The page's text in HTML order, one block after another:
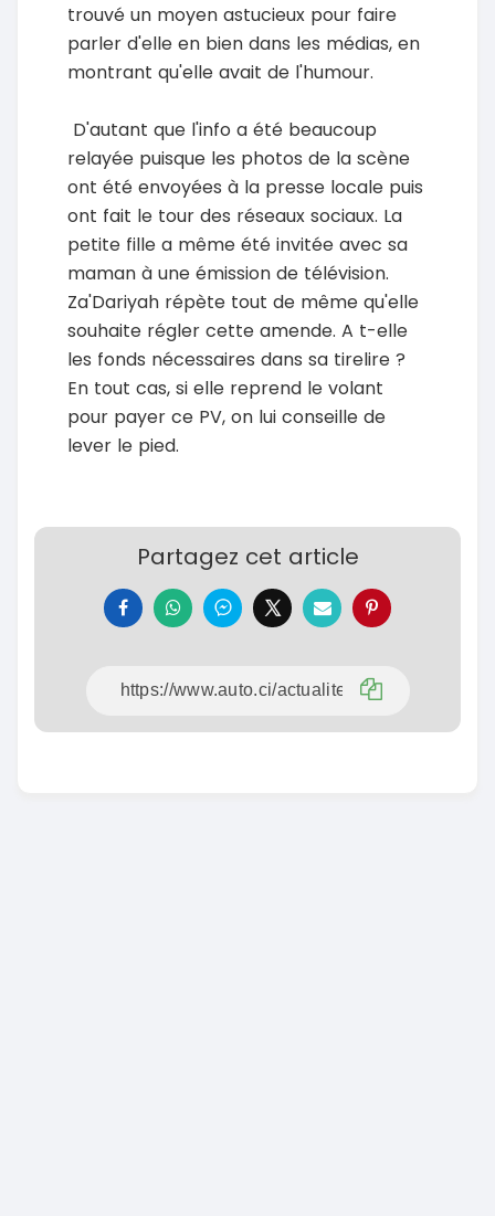
trouvé un moyen astucieux pour faire
parler d'elle en bien dans les médias, en
montrant qu'elle avait de l'humour.
D'autant que l'info a été beaucoup
relayée puisque les photos de la scène
ont été envoyées à la presse locale puis
ont fait le tour des réseaux sociaux. La
petite fille a même été invitée avec sa
maman à une émission de télévision.
Za'Dariyah répète tout de même qu'elle
souhaite régler cette amende. A t-elle
les fonds nécessaires dans sa tirelire ?
En tout cas, si elle reprend le volant
pour payer ce PV, on lui conseille de
lever le pied.
Partagez cet article